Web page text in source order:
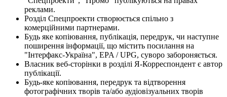
реклами.
Розділ Спецпроекти створюється спільно з
комерційними партнерами.
Будь яке копіювання, публікація, передрук, чи наступне
поширення інформації, що містить посилання на
"Інтерфакс-Україна", EPA / UPG, суворо забороняється.
Власник веб-сторінки в розділі Я-Корреспондент є автор
публікації.
Будь-яке копіювання, передрук та відтворення
фотографічних творів та/або аудіовізуальних творів